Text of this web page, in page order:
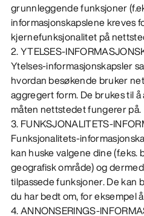
grunnleggende funksjoner
informasjonskapslene kreves
kjernefunksjonalitet på
2. YTELSES-
Ytelses-informasjonskapsler
hvordan besøkende bruker
aggregert form. De brukes til
måten nettstedet fungerer på.
3. FUNKSJONALITETS-
Funksjonalitets-
kan huske valgene dine
geografisk område) og
tilpassede funksjoner. De kan
du har bedt om, for eksempel
4. ANNONSERINGS-